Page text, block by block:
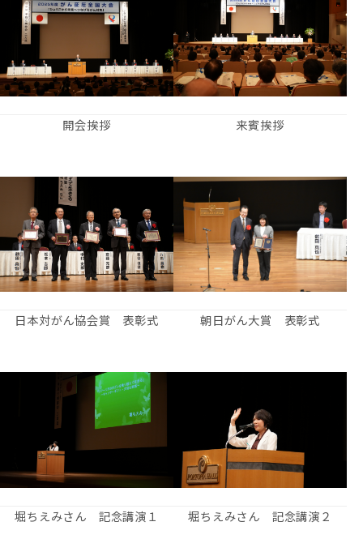
開会挨拶 来賓挨拶
日本対がん協会賞 表彰式 朝日がん大賞 表彰式
堀ちえみさん 記念講演１ 堀ちえみさん 記念講演２